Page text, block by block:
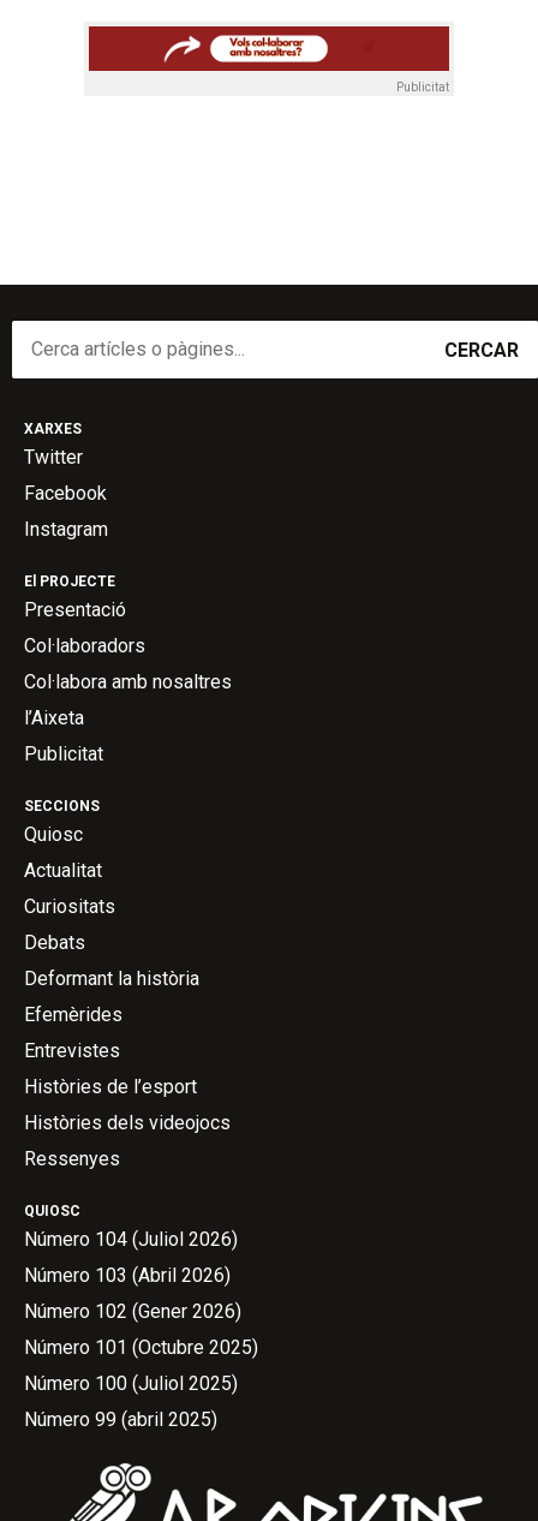
Publicitat
CERCAR
QUIOSC
Número 104 (Juliol 2026)
Número 103 (Abril 2026)
Número 102 (Gener 2026)
Número 101 (Octubre 2025)
Número 100 (Juliol 2025)
Número 99 (abril 2025)
SECCIONS
Quiosc
Actualitat
Curiositats
Debats
Deformant la història
Efemèrides
Entrevistes
Històries de l’esport
Històries dels videojocs
Ressenyes
El PROJECTE
Presentació
Col·laboradors
Col·labora amb nosaltres
l’Aixeta
Publicitat
XARXES
Twitter
Facebook
Instagram